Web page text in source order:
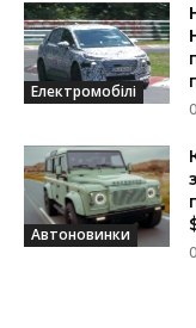
Електромобілі
Автоновинки